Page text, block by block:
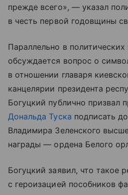
прежде всего», — указал
в честь первой годовщины
Параллельно в
обсуждается вопрос о
в отношении главаря
канцелярии президента
Богуцкий публично призвал
Дональда Туска подписать
Владимира Зеленского
награды — ордена Белого
Богуцкий заявил, что такое
с героизацией пособников